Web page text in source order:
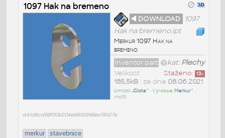
1097 Hak na bremeno
◄ DOWNLOAD
1097
Hak na bremeno.ipt
Merkur 1097 Hak na
bremeno
kat:Plechy
Inventor part
Staženo: 13x
Velikost
185,5kB• ze dne 08.06.2021
Umístil:JSlota^ • Výrobce: Merkur^ •
md5:
d41d8cd98f00b204e9800998ecf8427e
merkur stavebnice